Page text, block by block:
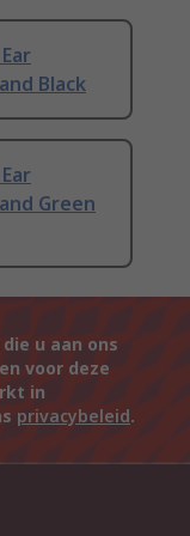
Black
Green
u aan ons
voor deze
in
privacybeleid.